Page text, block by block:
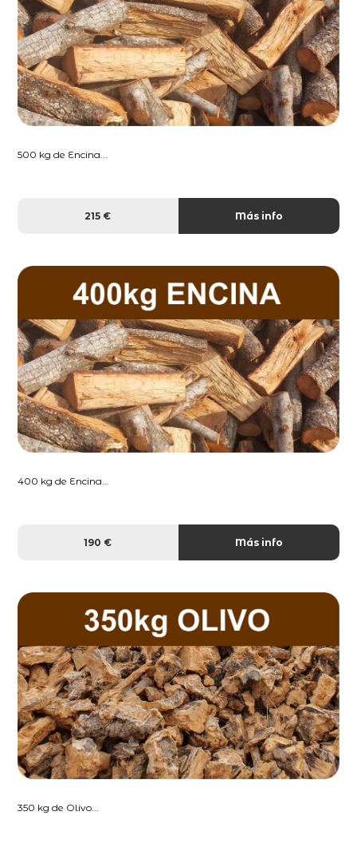
500 kg de Encina...
215 € Más info
400 kg de Encina...
190 € Más info
350 kg de Olivo...